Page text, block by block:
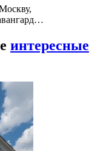
интересные